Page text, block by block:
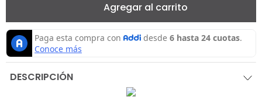
Agregar al carrito
DESCRIPCIÓN